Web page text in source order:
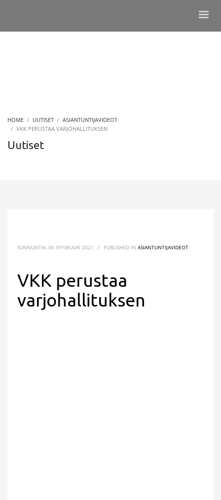
HOME UUTISET
ASIANTUNTIJAVIDEOT
VKK PERUSTAA VARJOHALLITUKSEN
Uutiset
SUNNUNTAI, 05 SYYSKUUN 2021 / PUBLISHED IN ASIANTUNTIJAVIDEOT
VKK perustaa
varjohallituksen